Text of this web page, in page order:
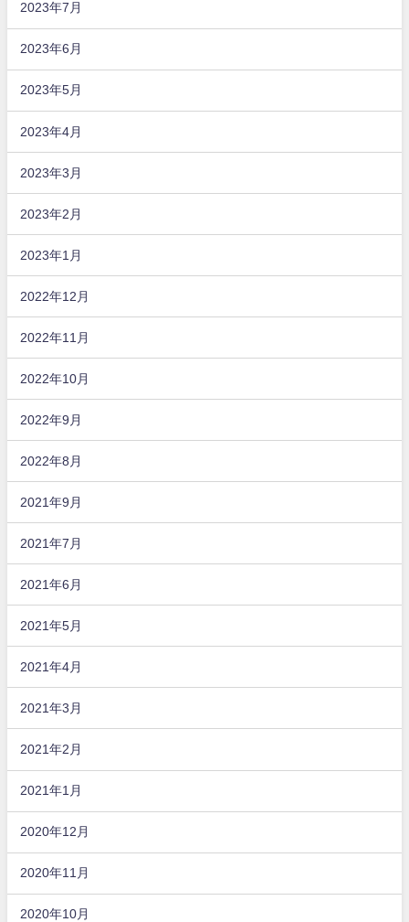
2023年7月
2023年6月
2023年5月
2023年4月
2023年3月
2023年2月
2023年1月
2022年12月
2022年11月
2022年10月
2022年9月
2022年8月
2021年9月
2021年7月
2021年6月
2021年5月
2021年4月
2021年3月
2021年2月
2021年1月
2020年12月
2020年11月
2020年10月